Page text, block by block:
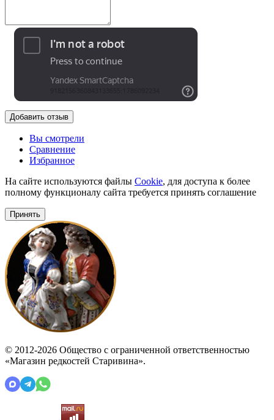
Добавить отзыв
Вы смотрели
Сравнение
Избранное
На сайте используются файлы Cookie, для доступа к более
полному функционалу сайта требуется принять соглашение
Принять
© 2012-2026 Общество с ограниченной ответственностью
«Магазин редкостей Старивина».